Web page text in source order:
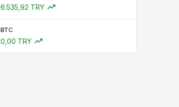
6.535,92 TRY
BTC
0,00 TRY